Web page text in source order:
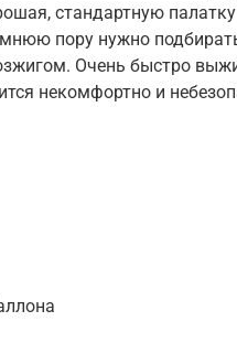
стандартную палатку
пору нужно
Очень быстро
некомфортно и